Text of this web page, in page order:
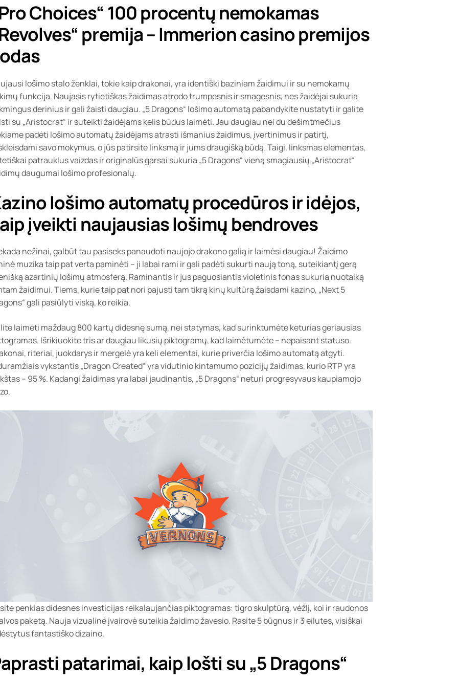
Choices“ 100 procentų nemokamas
premija – Immerion casino premijos
lošimo stalo ženklai, tokie kaip drakonai, yra identiški baziniam žaidimui ir su nemokamų
funkcija. Naujasis rytietiškas žaidimas atrodo trumpesnis ir smagesnis, nes žaidėjai sukuria
derinius ir gali žaisti daugiau. „5 Dragons“ lošimo automatą pabandykite nustatyti ir galite
su „Aristocrat“ ir suteikti žaidėjams kelis būdus laimėti. Jau daugiau nei du dešimtmečius
padėti lošimo automatų žaidėjams atrasti išmanius žaidimus, įvertinimus ir patirtį,
savo mokymus, o jūs patirsite linksmą ir jums draugišką būdą. Taigi, linksmas elementas,
patrauklus vaizdas ir originalūs garsai sukuria „5 Dragons“ vieną smagiausių „Aristocrat“
daugumai lošimo profesionalų.
lošimo automatų procedūros ir idėjos,
įveikti naujausias lošimų bendroves
nežinai, galbūt tau pasiseks panaudoti naujojo drakono galią ir laimėsi daugiau! Žaidimo
muzika taip pat verta paminėti – ji labai rami ir gali padėti sukurti naują toną, suteikiantį gerą
azartinių lošimų atmosferą. Raminantis ir jus paguosiantis violetinis fonas sukuria nuotaiką
žaidimui. Tiems, kurie taip pat nori pajusti tam tikrą kinų kultūrą žaisdami kazino, „Next 5
gali pasiūlyti viską, ko reikia.
laimėti maždaug 800 kartų didesnę sumą, nei statymas, kad surinktumėte keturias geriausias
Išrikiuokite tris ar daugiau likusių piktogramų, kad laimėtumėte – nepaisant statuso.
riteriai, juokdarys ir mergelė yra keli elementai, kurie priverčia lošimo automatą atgyti.
vykstantis „Dragon Created“ yra vidutinio kintamumo pozicijų žaidimas, kurio RTP yra
– 95 %. Kadangi žaidimas yra labai jaudinantis, „5 Dragons“ neturi progresyvaus kaupiamojo
penkias didesnes investicijas reikalaujančias piktogramas: tigro skulptūrą, vėžlį, koi ir raudonos
paketą. Nauja vizualinė įvairovė suteikia žaidimo žavesio. Rasite 5 būgnus ir 3 eilutes, visiškai
fantastiško dizaino.
patarimai, kaip lošti su „5 Dragons“